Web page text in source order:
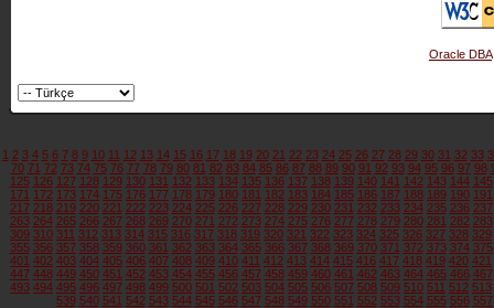
Oracle DBA
1 2 3 4 5 6 7 8 9 10 11 12 13 14 15 16 17 18 19 20 21 22 23 24 25 26 27 28 29 30 31 32 33
70 71 72 73 74 75 76 77 78 79 80 81 82 83 84 85 86 87 88 89 90 91 92 93 94 95 96 97 98
125 126 127 128 129 130 131 132 133 134 135 136 137 138 139 140 141 142 143 144 145
171 172 173 174 175 176 177 178 179 180 181 182 183 184 185 186 187 188 189 190 191
217 218 219 220 221 222 223 224 225 226 227 228 229 230 231 232 233 234 235 236 237
263 264 265 266 267 268 269 270 271 272 273 274 275 276 277 278 279 280 281 282 283
309 310 311 312 313 314 315 316 317 318 319 320 321 322 323 324 325 326 327 328 329
355 356 357 358 359 360 361 362 363 364 365 366 367 368 369 370 371 372 373 374 375
401 402 403 404 405 406 407 408 409 410 411 412 413 414 415 416 417 418 419 420 421
447 448 449 450 451 452 453 454 455 456 457 458 459 460 461 462 463 464 465 466 467
493 494 495 496 497 498 499 500 501 502 503 504 505 506 507 508 509 510 511 512 513
539 540 541 542 543 544 545 546 547 548 549 550 551 552 553 554 555 556 557